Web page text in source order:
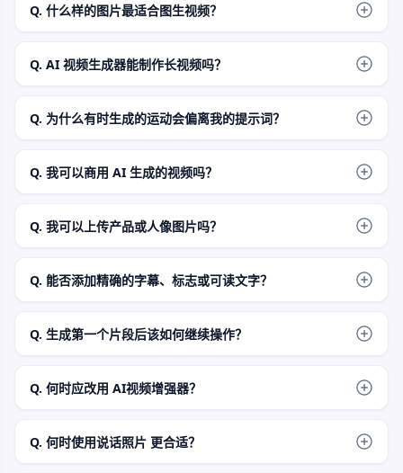
氛围。直白的提示词比堆砌大量风格词汇更容易评估效果。
Q. 什么样的图片最适合图生视频？
运动空间。杂乱的拼贴画、过小的主体或低细节的图片较难生
Q. AI 视频生成器能制作长视频吗？
若需求涉及更长篇幅的制作流程，请转至视频编辑器或其他
Q. 为什么有时生成的运动会偏离我的提示词？
冲突的元素可降低偏差，但面部、手部、产品边缘及微小细节
Q. 我可以商用 AI 生成的视频吗？
素材的版权负责。请勿上传或描述您无权使用的素材。
Q. 我可以上传产品或人像图片吗？
的情况下，产品展示与人像效果最佳。
Q. 能否添加精确的字幕、标志或可读文字？
觉动态，随后在编辑器中后期添加精准文字与品牌标识。
Q. 生成第一个片段后该如何继续操作？
的后续工具进行画质增强、剪辑、添加字幕、音频处理或品牌
Q. 何时应改用 AI视频增强器？
始创意或源帧时，请使用 AI视频增强器。
Q. 何时使用说话照片 更合适？